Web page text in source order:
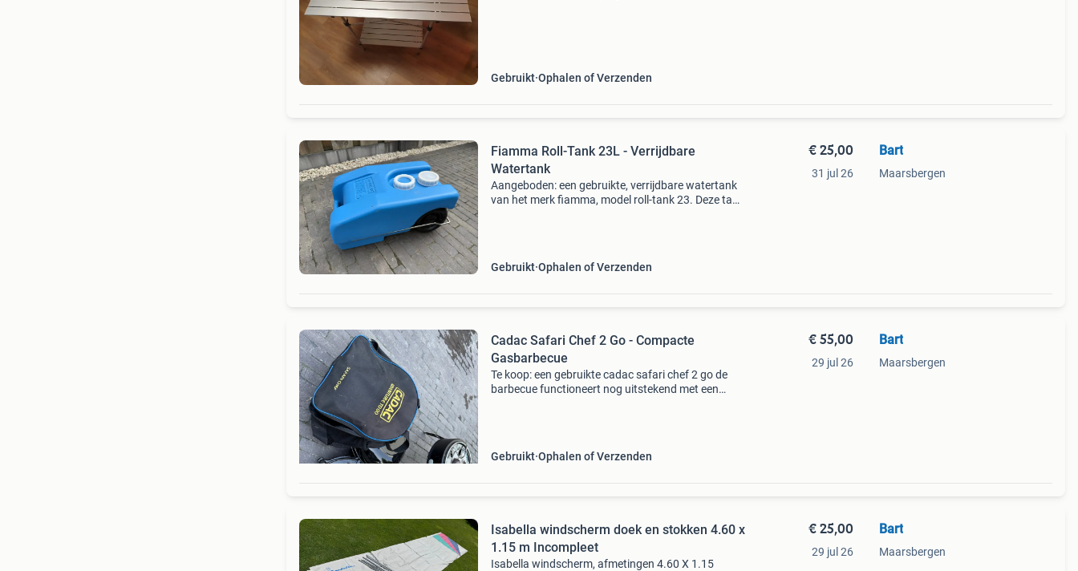
Gebruikt Ophalen of Verzenden
Fiamma Roll-Tank 23L - Verrijdbare
Watertank
Aangeboden: een gebruikte, verrijdbare watertank
van het merk fiamma, model roll-tank 23. Deze tank
Gebruikt Ophalen of Verzenden
€ 25,00
31 jul 26
Bart
Maarsbergen
Cadac Safari Chef 2 Go - Compacte
Gasbarbecue
Te koop: een gebruikte cadac safari chef 2 go de
barbecue functioneert nog uitstekend met een
Gebruikt Ophalen of Verzenden
€ 55,00
29 jul 26
Bart
Maarsbergen
Isabella windscherm doek en stokken 4.60 x
1.15 m Incompleet
Isabella windscherm, afmetingen 4.60 X 1.15
€ 25,00
29 jul 26
Bart
Maarsbergen